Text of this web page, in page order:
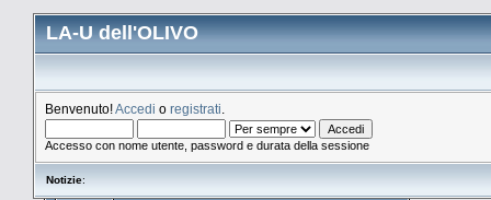
LA-U dell'OLIVO
Benvenuto!Accedi o registrati
Accesso con nome utente, password e durata della sessione
Notizie: